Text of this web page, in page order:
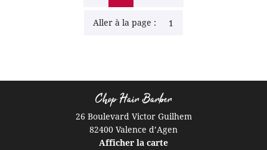
Aller à la page :
Chop Hair Barber
26 Boulevard Victor Guilhem
82400 Valence d’Agen
Afficher la carte